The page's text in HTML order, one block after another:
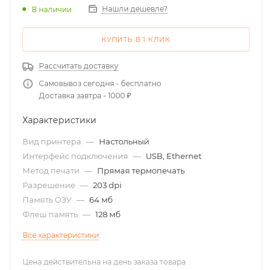
В наличии Нашли дешевле?
КУПИТЬ В 1 КЛИК
Рассчитать доставку
Самовывоз сегодня - бесплатно
Доставка завтра - 1000 ₽
Характеристики
Вид принтера — Настольный
Интерфейс подключения — USB, Ethernet
Метод печати — Прямая термопечать
Разрешение — 203 dpi
Память ОЗУ — 64 мб
Флеш память — 128 мб
Все характеристики
Цена действительна на день заказа товара